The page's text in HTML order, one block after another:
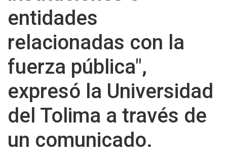
entidades
relacionadas con la
fuerza pública",
expresó la Universidad
del Tolima a través de
un comunicado.